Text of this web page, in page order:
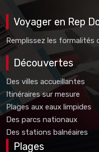
Voyager en Rep
Remplissez les formalités
Découvertes
Des villes accueillantes
Itinéraires sur mesure
Plages aux eaux limpides
Des parcs nationaux
Des stations balnéaires
Plages